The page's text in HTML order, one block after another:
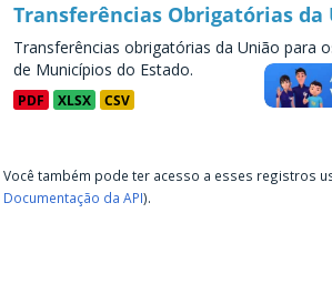
Transferências Obrigatórias da
Transferências obrigatórias da União para
de Municípios do Estado.
PDF XLSX CSV
Você também pode ter acesso a esses registros
Documentação da API).